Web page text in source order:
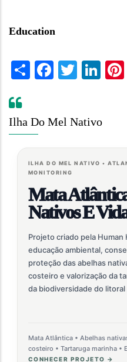
Education
ShareFacebook
Ilha Do Mel Nativo
ILHA DO MEL NATIVO •
MONITORING
Mata
Nativos E
Projeto criado pela Human
educação ambiental,
proteção das abelhas
costeiro e valorização da
da biodiversidade do litoral
Mata Atlântica • Abelhas
costeiro • Tartaruga marinha •
CONHECER PROJETO →